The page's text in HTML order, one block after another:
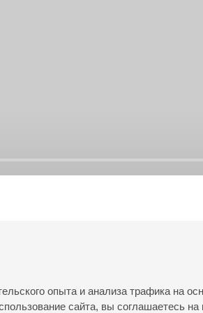
опыта и анализа трафика на
сайта, вы соглашаетесь